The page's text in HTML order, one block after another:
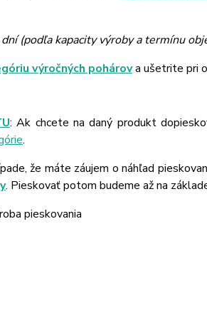
(podľa kapacity výroby a termínu
výročných pohárova ušetrite pri
: Ak chcete na daný produkt
.
že máte záujem o náhľad
. Pieskovať potom budeme až na
pieskovania